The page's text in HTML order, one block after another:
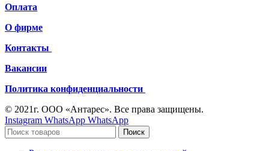
Оплата
О фирме
Контакты
Вакансии
Политика конфиденциальности
© 2021г. ООО «Антарес». Все права защищены.
Instagram WhatsApp WhatsApp
Поиск